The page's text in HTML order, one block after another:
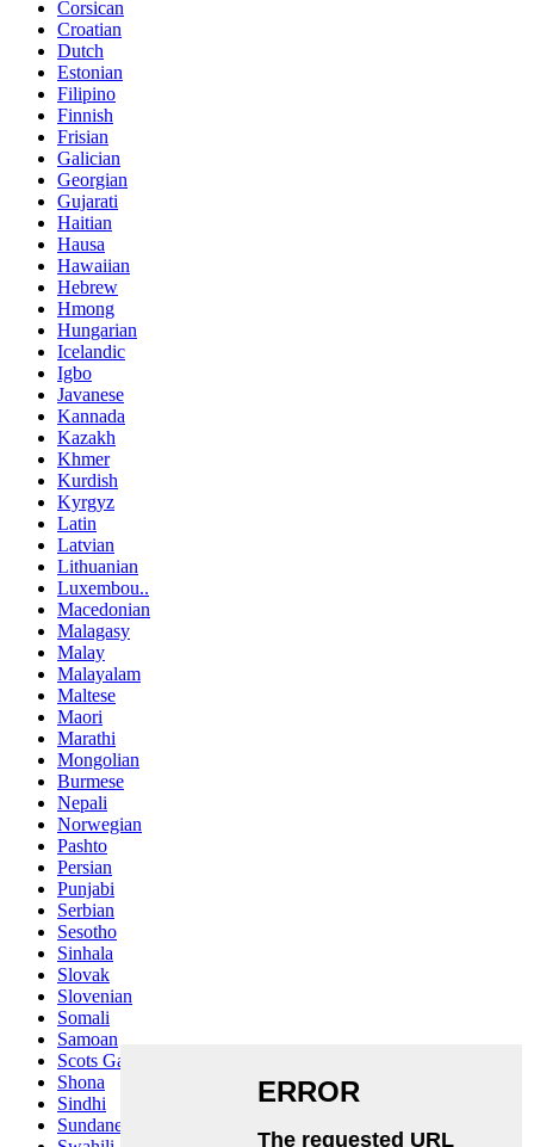
Corsican
Croatian
Dutch
Estonian
Filipino
Finnish
Frisian
Galician
Georgian
Gujarati
Haitian
Hausa
Hawaiian
Hebrew
Hmong
Hungarian
Icelandic
Igbo
Javanese
Kannada
Kazakh
Khmer
Kurdish
Kyrgyz
Latin
Latvian
Lithuanian
Luxembou..
Macedonian
Malagasy
Malay
Malayalam
Maltese
Maori
Marathi
Mongolian
Burmese
Nepali
Norwegian
Pashto
Persian
Punjabi
Serbian
Sesotho
Sinhala
Slovak
Slovenian
Somali
Samoan
Scots Gaelic
Shona
Sindhi
Sundanese